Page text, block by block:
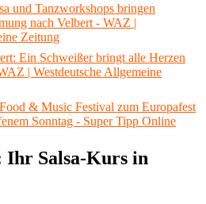
und Tanzworkshops bringen
nach Velbert - WAZ |
Zeitung
Ein Schweißer bringt alle Herzen
| Westdeutsche Allgemeine
& Music Festival zum Europafest
Sonntag - Super Tipp Online
Salsa-Kurs in